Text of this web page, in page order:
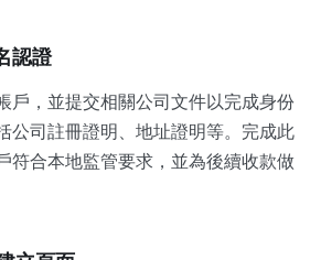
認證
戶，並提交相關公司文件以完成身份
公司註冊證明、地址證明等。完成此
符合本地監管要求，並為後續收款做